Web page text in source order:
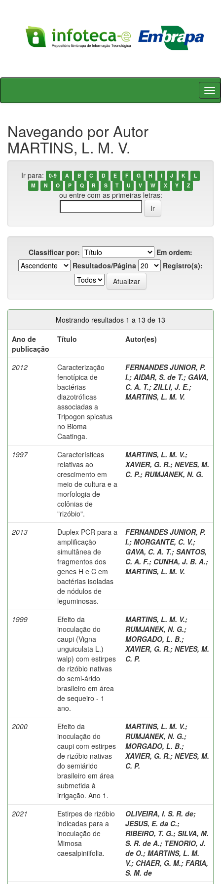
Skip
Navegando por Autor
MARTINS, L. M. V.
Ir para: 0-9 A B C D E F G H I J K
L
M
N O P Q R S T U V W X Y Z
ou entre com as primeiras letras:
Classificar por:
Em ordem:
Resultados/Página
Registro(s):
Mostrando resultados 1 a 13 de 13
Ano de
publicação
Título Autor(es)
2012
Caracterização
fenotípica de
bactérias
diazotróficas
associadas a
Tripogon spicatus
no Bioma
Caatinga.
FERNANDES JUNIOR, P.
I.; AIDAR, S. de T.; GAVA,
C. A. T.; ZILLI, J. E.;
MARTINS, L. M. V.
1997
Características
relativas ao
crescimento em
meio de cultura e a
morfologia de
colônias de
"rizóbio".
MARTINS, L. M. V.;
XAVIER, G. R.; NEVES, M.
C. P.; RUMJANEK, N. G.
2013
Duplex PCR para a
amplificação
simultânea de
fragmentos dos
genes H e C em
bactérias isoladas
de nódulos de
leguminosas.
FERNANDES JUNIOR, P.
I.; MORGANTE, C. V.;
GAVA, C. A. T.; SANTOS,
C. A. F.; CUNHA, J. B. A.;
MARTINS, L. M. V.
1999
Efeito da
inoculação do
caupi (Vigna
unguiculata L.)
walp) com estirpes
de rizóbio nativas
do semi-árido
brasileiro em área
de sequeiro - 1
ano.
MARTINS, L. M. V.;
RUMJANEK, N. G.;
MORGADO, L. B.;
XAVIER, G. R.; NEVES, M.
C. P.
2000
Efeito da
inoculação do
caupi com estirpes
de rizóbio nativas
do semiárido
brasileiro em área
submetida à
irrigação. Ano 1.
MARTINS, L. M. V.;
RUMJANEK, N. G.;
MORGADO, L. B.;
XAVIER, G. R.; NEVES, M.
C. P.
2021
Estirpes de rizóbio
indicadas para a
inoculação de
Mimosa
caesalpiniifolia.
OLIVEIRA, I. S. R. de;
JESUS, E. da C.;
RIBEIRO, T. G.; SILVA, M.
S. R. de A.; TENORIO, J.
de O.; MARTINS, L. M.
V.; CHAER, G. M.; FARIA,
S. M. de